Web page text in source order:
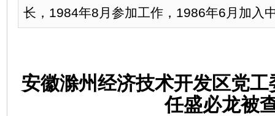
长，1984年8月参加工作，1986年6月加入
安徽滁州经济技术开发区党
任盛必龙被